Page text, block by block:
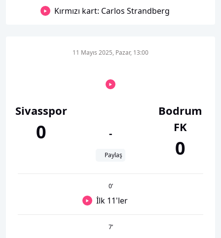
Kırmızı kart: Carlos Strandberg
Sivasspor
0
11 Mayıs 2025, Pazar, 13:00
-
Paylaş
Bodrum
FK
0
0’
İlk 11'ler
7’